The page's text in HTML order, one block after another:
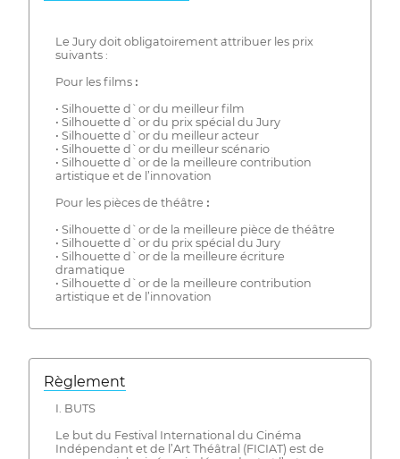
Le Jury doit obligatoirement attribuer les prix
suivants :
Pour les films ꓽ
• Silhouette d`or du meilleur film
• Silhouette d`or du prix spécial du Jury
• Silhouette d`or du meilleur acteur
• Silhouette d`or du meilleur scénario
• Silhouette d`or de la meilleure contribution
artistique et de l’innovation
Pour les pièces de théâtre ꓽ
• Silhouette d`or de la meilleure pièce de théâtre
• Silhouette d`or du prix spécial du Jury
• Silhouette d`or de la meilleure écriture
dramatique
• Silhouette d`or de la meilleure contribution
artistique et de l’innovation
Règlement
I. BUTS
Le but du Festival International du Cinéma
Indépendant et de l’Art Théâtral (FICIAT) est de